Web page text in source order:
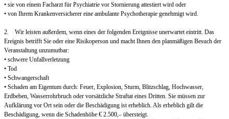
• sie von einem Facharzt für Psychiatrie vor Stornierung attestiert wird oder
• von Ihrem Krankenversicherer eine ambulante Psychotherapie genehmigt wird.
2. Wir leisten außerdem, wenn eines der folgenden Ereignisse unerwartet eintritt. Das
Ereignis betrifft Sie oder eine Risikoperson und macht Ihnen den planmäßigen Besuch der
Veranstaltung unzumutbar:
• schwere Unfallverletzung
• Tod
• Schwangerschaft
• Schaden am Eigentum durch: Feuer, Explosion, Sturm, Blitzschlag, Hochwasser,
Erdbeben, Wasserrohrbruch oder vorsätzliche Straftat eines Dritten. Sie müssen zur
Aufklärung vor Ort sein oder die Beschädigung ist erheblich. Als erheblich gilt die
Beschädigung, wenn die Schadenhöhe € 2.500,– übersteigt.